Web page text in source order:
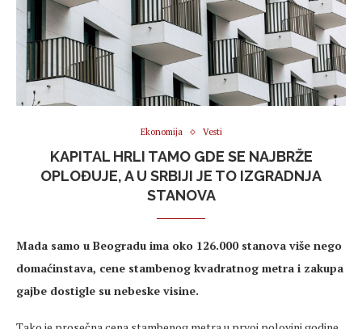
Ekonomija Vesti
KAPITAL HRLI TAMO GDE SE NAJBRŽE
OPLOĐUJE, A U SRBIJI JE TO IZGRADNJA
STANOVA
Mada samo u Beogradu ima oko 126.000 stanova više nego
domaćinstava, cene stambenog kvadratnog metra i zakupa
gajbe dostigle su nebeske visine.